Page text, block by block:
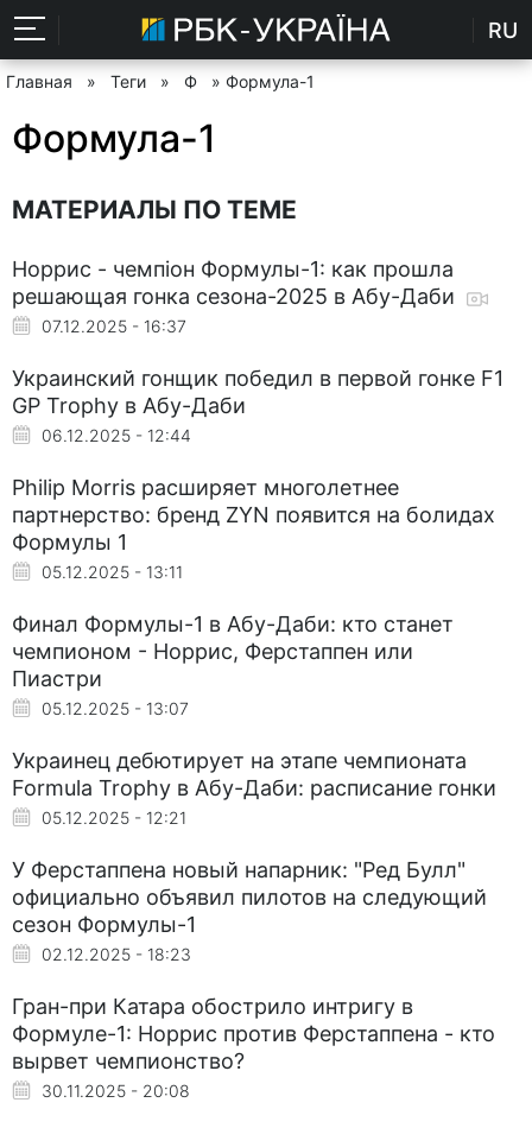
RU
Главная » Теги » Ф » Формула-1
Формула-1
МАТЕРИАЛЫ ПО ТЕМЕ
Норрис - чемпіон Формулы-1: как прошла
решающая гонка сезона-2025 в Абу-Даби
07.12.2025 - 16:37
Украинский гонщик победил в первой гонке F1
GP Trophy в Абу-Даби
06.12.2025 - 12:44
Philip Morris расширяет многолетнее
партнерство: бренд ZYN появится на болидах
Формулы 1
05.12.2025 - 13:11
Финал Формулы-1 в Абу-Даби: кто станет
чемпионом - Норрис, Ферстаппен или
Пиастри
05.12.2025 - 13:07
Украинец дебютирует на этапе чемпионата
Formula Trophy в Абу-Даби: расписание гонки
05.12.2025 - 12:21
У Ферстаппена новый напарник: "Ред Булл"
официально объявил пилотов на следующий
сезон Формулы-1
02.12.2025 - 18:23
Гран-при Катара обострило интригу в
Формуле-1: Норрис против Ферстаппена - кто
вырвет чемпионство?
30.11.2025 - 20:08